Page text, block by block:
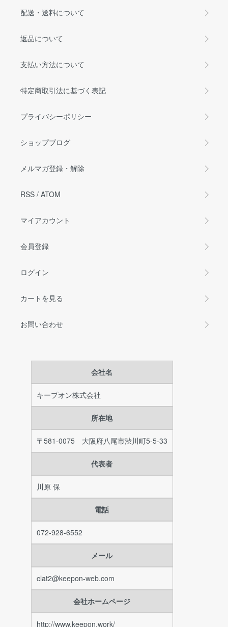
配送・送料について
返品について
支払い方法について
特定商取引法に基づく表記
プライバシーポリシー
ショップブログ
メルマガ登録・解除
RSS / ATOM
マイアカウント
会員登録
ログイン
カートを見る
お問い合わせ
会社名
キープオン株式会社
所在地
〒581-0075 大阪府八尾市渋川町5-5-33
代表者
川原 保
電話
072-928-6552
メール
clat2@keepon-web.com
会社ホームページ
http://www.keepon.work/